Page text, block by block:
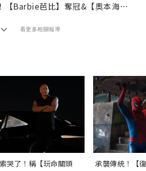
芭比】奪冠&【奧本海默】破8.5億
看更多相關報導
哭了！稱【玩命關頭
承襲傳統！【